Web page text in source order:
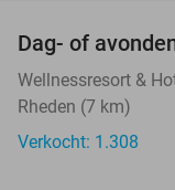
Dag- of
Wellnessresort &
Rheden (7 km)
Verkocht: 1.308